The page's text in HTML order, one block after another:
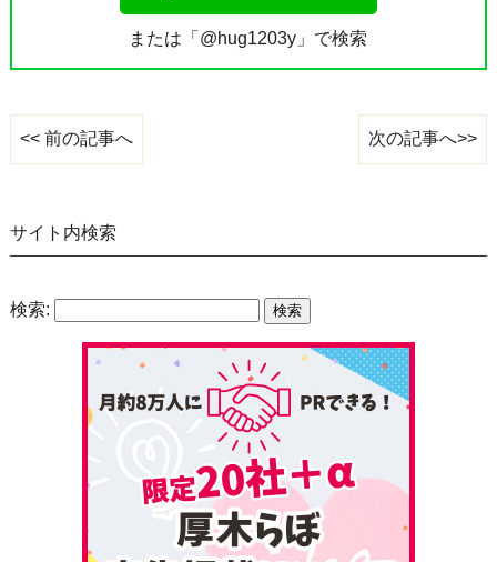
または「@hug1203y」で検索
<< 前の記事へ 次の記事へ>>
サイト内検索
検索: